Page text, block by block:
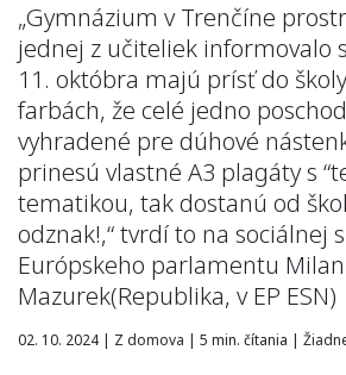
„Gymnázium v Trenčíne
jednej z učiteliek informovalo
11. októbra majú prísť do
farbách, že celé jedno
vyhradené pre dúhové
prinesú vlastné A3 plagáty s
tematikou, tak dostanú od
odznak!,“ tvrdí to na sociálnej
Európskeho parlamentu Milan
Mazurek(Republika, v EP ESN)
02. 10. 2024 | Z domova | 5 min. čítania |